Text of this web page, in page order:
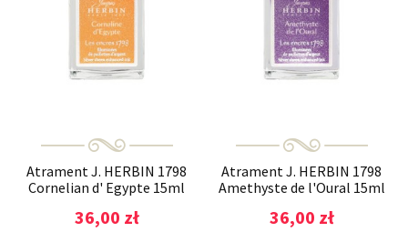
Atrament J. HERBIN 1798
Cornelian d' Egypte 15ml
36,00 zł
Atrament J. HERBIN 1798
Amethyste de l'Oural 15ml
36,00 zł